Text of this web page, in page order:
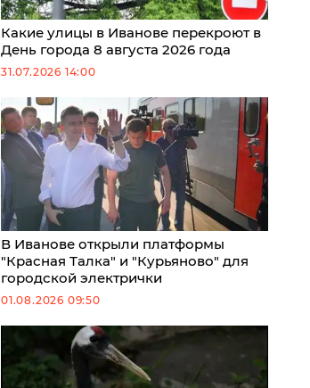
Какие улицы в Иванове перекроют в
День города 8 августа 2026 года
31.07.2026 14:00
В Иванове открыли платформы
"Красная Талка" и "Курьяново" для
городской электрички
01.08.2026 09:50